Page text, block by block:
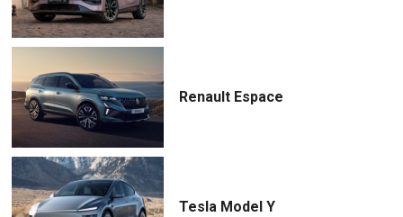
Renault Espace
Tesla Model Y